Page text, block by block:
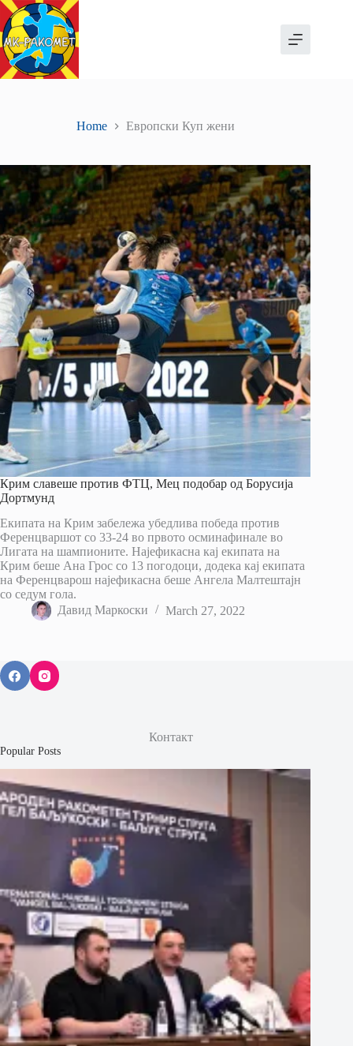
Skip
to
content
Home Европски Куп жени
Крим славеше против ФТЦ, Мец подобар од Борусија
Дортмунд
Екипата на Крим забележа убедлива победа против
Ференцваршот со 33-24 во првото осминафинале во
Лигата на шампионите. Најефикасна кај екипата на
Крим беше Ана Грос со 13 погодоци, додека кај екипата
на Ференцварош најефикасна беше Ангела Малтештајн
со седум гола.
Давид Маркоски
March 27, 2022
Контакт
Popular Posts